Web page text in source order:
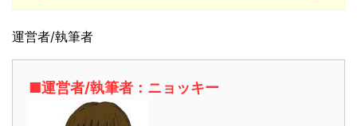
運営者/執筆者
■運営者/執筆者：ニョッキー